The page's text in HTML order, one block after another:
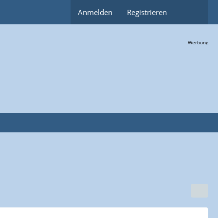
Anmelden Registrieren
Werbung